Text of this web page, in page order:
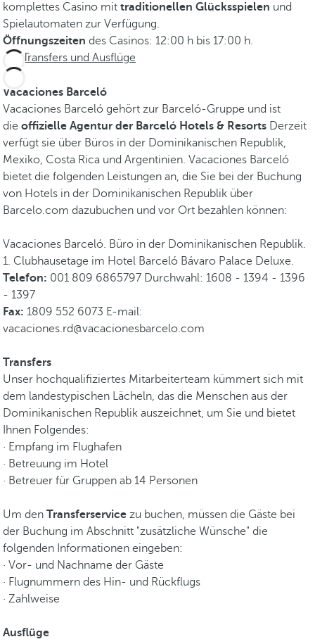
komplettes Casino mit traditionellen Glücksspielen und
Spielautomaten zur Verfügung.
Öffnungszeiten des Casinos: 12:00 h bis 17:00 h.
Transfers und Ausflüge
Vacaciones Barceló
Vacaciones Barceló gehört zur Barceló-Gruppe und ist
die offizielle Agentur der Barceló Hotels & Resorts Derzeit
verfügt sie über Büros in der Dominikanischen Republik,
Mexiko, Costa Rica und Argentinien. Vacaciones Barceló
bietet die folgenden Leistungen an, die Sie bei der Buchung
von Hotels in der Dominikanischen Republik über
Barcelo.com dazubuchen und vor Ort bezahlen können:
Vacaciones Barceló. Büro in der Dominikanischen Republik.
1. Clubhausetage im Hotel Barceló Bávaro Palace Deluxe.
Telefon: 001 809 6865797 Durchwahl: 1608 - 1394 - 1396
- 1397
Fax: 1809 552 6073 E-mail:
vacaciones.rd@vacacionesbarcelo.com
Transfers
Unser hochqualifiziertes Mitarbeiterteam kümmert sich mit
dem landestypischen Lächeln, das die Menschen aus der
Dominikanischen Republik auszeichnet, um Sie und bietet
Ihnen Folgendes:
· Empfang im Flughafen
· Betreuung im Hotel
· Betreuer für Gruppen ab 14 Personen
Um den Transferservice zu buchen, müssen die Gäste bei
der Buchung im Abschnitt "zusätzliche Wünsche" die
folgenden Informationen eingeben:
· Vor- und Nachname der Gäste
· Flugnummern des Hin- und Rückflugs
· Zahlweise
Ausflüge